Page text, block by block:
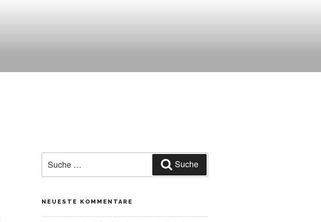
nach:
Suche
NEUESTE KOMMENTARE